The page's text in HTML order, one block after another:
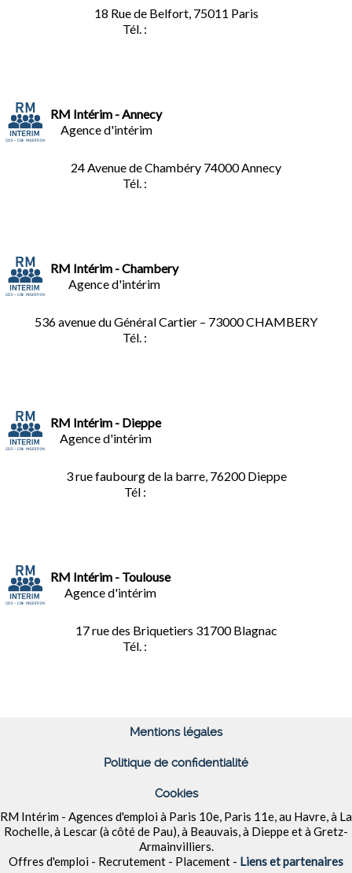
18 Rue de Belfort, 75011 Paris
Tél. :
RM Intérim - Annecy
Agence d'intérim
24 Avenue de Chambéry 74000 Annecy
Tél. :
RM Intérim - Chambery
Agence d'intérim
536 avenue du Général Cartier – 73000 CHAMBERY
Tél. :
RM Intérim - Dieppe
Agence d'intérim
3 rue faubourg de la barre, 76200 Dieppe
Tél :
RM Intérim - Toulouse
Agence d'intérim
17 rue des Briquetiers 31700 Blagnac
Tél. :
Mentions légales
Politique de confidentialité
Cookies
RM Intérim - Agences d'emploi à Paris 10e, Paris 11e, au Havre, à La
Rochelle, à Lescar (à côté de Pau), à Beauvais, à Dieppe et à Gretz-
Armainvilliers.
Offres d'emploi - Recrutement - Placement - Liens et partenaires